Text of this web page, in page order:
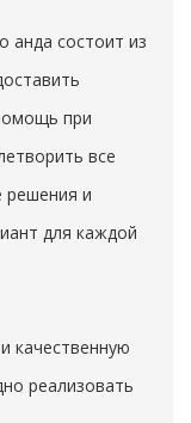
анда состоит из
при
все
решения и
для каждой
качественную
реализовать